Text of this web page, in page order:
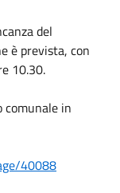
del
è prevista, con
10.30.
comunale in
40088